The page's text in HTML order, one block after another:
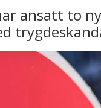
ansatt to